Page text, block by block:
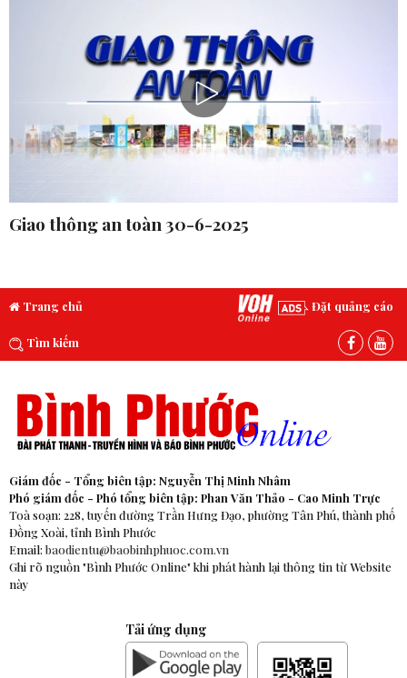
Giao thông an toàn 30-6-2025
Trang chủ Đặt quảng cáo
Tìm kiếm
Giám đốc - Tổng biên tập: Nguyễn Thị Minh Nhâm
Phó giám đốc - Phó tổng biên tập: Phan Văn Thảo - Cao Minh Trực
Toà soạn: 228, tuyến đường Trần Hưng Đạo, phường Tân Phú, thành phố
Đồng Xoài, tỉnh Bình Phước
Email: baodientu@baobinhphuoc.com.vn
Ghi rõ nguồn "Bình Phước Online" khi phát hành lại thông tin từ Website
này
Tải ứng dụng